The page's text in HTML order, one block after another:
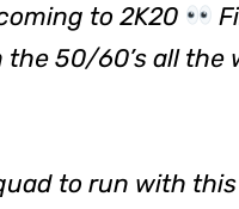
to 2K20
50/60’s all the
to run with this